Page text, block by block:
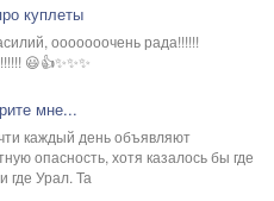
куплеты
ооооооочень рада!!!!!!
😃👍✨✨✨
мне...
каждый день объявляют
опасность, хотя казалось бы где
где Урал. Та